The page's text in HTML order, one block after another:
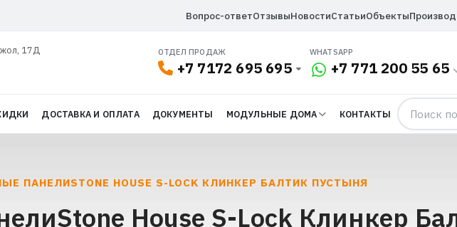
Вопрос-ответОтзывыНовостиСтатьиОбъекты
жол, 17Д
ОТДЕЛ ПРОДАЖ
+7 7172 695 695
WHATSAPP
+7 771 200 55 65
ДОСТАВКА И ОПЛАТА ДОКУМЕНТЫ МОДУЛЬНЫЕ ДОМА КОНТАКТЫ
ПАНЕЛИSTONE HOUSE S-LOCK КЛИНКЕР БАЛТИК ПУСТЫНЯ
House S-Lock Клинкер